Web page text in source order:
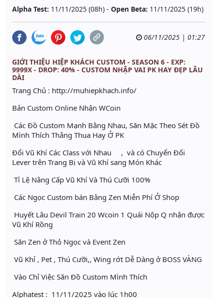
Alpha Test: 11/11/2025 (08h) - Open Beta: 11/11/2025 (19h)
06/11/2025 | 01:27
GIỚI THIỆU HIỆP KHÁCH CUSTOM - SEASON 6 - EXP:
9999X - DROP: 40% - CUSTOM NHẬP VAI PK HAY ĐẸP LÂU
DÀI
Trang Chủ : http://muhiepkhach.info/
Bản Custom Online Nhận WCoin
Các Đồ Custom Mạnh Bằng Nhau, Săn Mặc Theo Sét Đồ
Mình Thích Thắng Thua Hay Ở PK
Đổi Vũ Khí Các Class với Nhau , và có Chuyển Đổi
Lever trên Trang Bị và Vũ Khí sang Món Khác
Tỉ Lệ Nâng Cấp Vũ Khí Và Thú Cưỡi 100%
Các Ngọc Custom bán Bằng Zen Miễn Phí Ở Shop
Huyết Lâu Devil Train 20 Wcoin 1 Quái Nộp Q nhận được
Vũ Khí Rồng
Săn Zen ở Thỏ Ngọc và Event Zen
Vũ Khỉ , Pet , Thú Cưỡi,, Wing rớt Dễ Dàng ở BOSS VÀNG
Vào Chỉ Việc Săn Đồ Custom Mình Thích
Alphatest : 11/11/2025 vào lúc 1h00